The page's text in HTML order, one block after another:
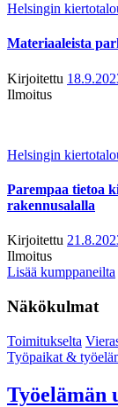
Helsingin
Materiaaleista
Kirjoitettu
Ilmoitus
Helsingin
Parempaa tietoa
rakennusalalla
Kirjoitettu
Ilmoitus
Lisää kumppaneilta
Näkökulmat
Toimitukselta
Työpaikat &
Työelämän